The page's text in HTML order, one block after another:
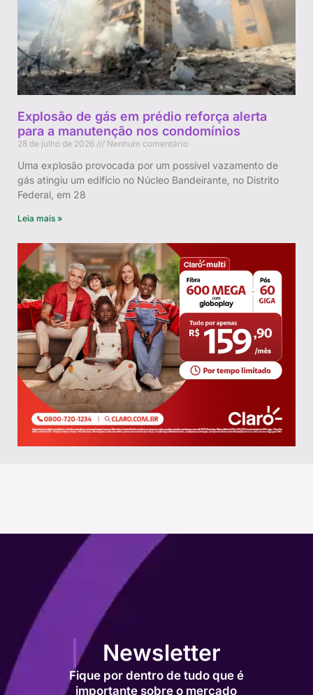
Explosão de gás em prédio reforça alerta
para a manutenção nos condomínios
28 de julho de 2026 Nenhum comentário
Uma explosão provocada por um possível vazamento de
gás atingiu um edifício no Núcleo Bandeirante, no Distrito
Federal, em 28
Leia mais »
Newsletter
Fique por dentro de tudo que é
importante sobre o mercado